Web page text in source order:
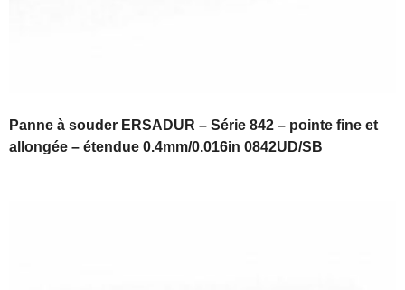
Panne à souder ERSADUR – Série 842 – pointe fine et
allongée – étendue 0.4mm/0.016in 0842UD/SB